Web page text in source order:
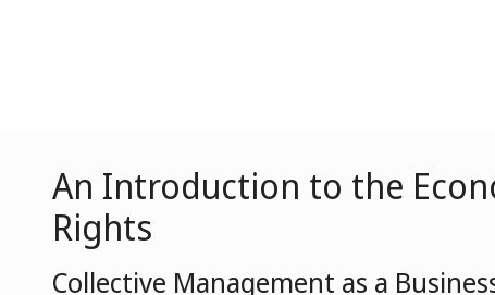
An Introduction to the
Rights
Collective Management as a